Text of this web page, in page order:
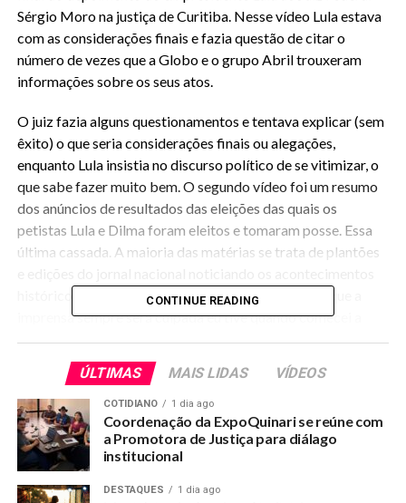
Sérgio Moro na justiça de Curitiba. Nesse vídeo Lula estava
com as considerações finais e fazia questão de citar o
número de vezes que a Globo e o grupo Abril trouxeram
informações sobre os seus atos.
O juiz fazia alguns questionamentos e tentava explicar (sem
êxito) o que seria considerações finais ou alegações,
enquanto Lula insistia no discurso político de se vitimizar, o
que sabe fazer muito bem. O segundo vídeo foi um resumo
dos anúncios de resultados das eleições das quais os
petistas Lula e Dilma foram eleitos e tomaram posse. Essa
última cassada. A maioria das matérias se trata de plantões
históricos, o que é papel da imprensa. A certeza de que a
imprensa sempre será culpada eu tive quando comecei a
escrever algumas linhas através de meu blog e noticiar
alguns fatos ou críticas que desagradaram pessoas
próximas ou que tiveram uma amizade.
Na maioria das vezes ou tentavam me processar, me
achincalhavam nas redes ou mesmo me levaram na
delegacia ou no fórum da cidade. Depois disso eu apreendi a
ouvir os dois lados, pois foi o tempo que também avancei no
CONTINUE READING
ÚLTIMAS MAIS LIDAS VÍDEOS
COTIDIANO 1 dia ago
Coordenação da ExpoQuinari se reúne com
a Promotora de Justiça para diálago
institucional
DESTAQUES 1 dia ago